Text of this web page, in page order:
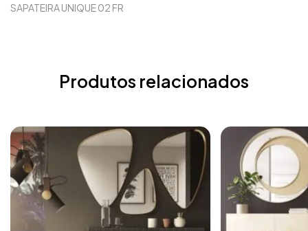
SAPATEIRA UNIQUE 02 FR
Produtos relacionados